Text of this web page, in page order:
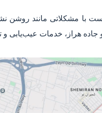
با مشکلاتی مانند روشن
هراز، خدمات عیب‌یابی و